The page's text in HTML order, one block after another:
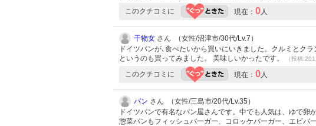
このクチコミに 現在： 0人
干物女 さん （女性/沼津市/30代/Lv.7）
ドイツパンが､食べたいから買いにいきました。クルミとク
というのも買ってみました。 美味しいかったです。
（投稿
このクチコミに 現在： 0人
バン さん （女性/三島市/20代/Lv.35）
ドイツパンで有名なパン屋さんです。中でも人気は、ゆで
惣菜パンもフィッシュバーガー、コロッケバーガー、エビバ